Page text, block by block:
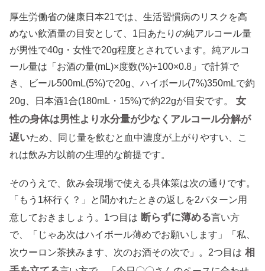
厚生労働省の健康日本21では、生活習慣病のリスクを高
めない飲酒量の目安として、1日あたりの純アルコール量
が男性で40g・女性で20g程度とされています。純アルコ
ール量は「お酒の量(mL)×度数(%)÷100×0.8」で計算で
き、ビール500mL(5%)で20g、ハイボール(7%)350mLで約
20g、日本酒1合(180mL・15%)で約22gが目安です。
女
性の身体は男性より水分量が少なくアルコール分解が
遅いため、同じ量を飲むと血中濃度が上がりやすい、こ
れは飲み方以前の生理的な前提です。
そのうえで、飲み会現場で使える具体策は次の通りです。
「もう1杯行く？」と聞かれたときの返しを2パターン用
意しておきましょう。1つ目は 断らずに薄める言い方
で、「じゃあ次はハイボール薄めでお願いします」「私、
次ウーロン茶挟みます、次のお酒その次で」。2つ目は 相